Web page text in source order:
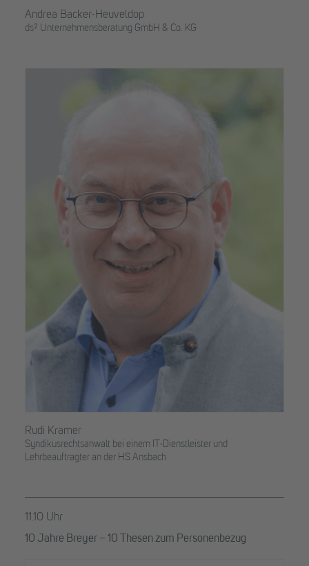
Andrea Backer-Heuveldop
ds² Unternehmensberatung GmbH & Co. KG
Rudi Kramer
Syndikusrechtsanwalt bei einem IT-Dienstleister und
Lehrbeauftragter an der HS Ansbach
11.10 Uhr
10 Jahre Breyer – 10 Thesen zum Personenbezug